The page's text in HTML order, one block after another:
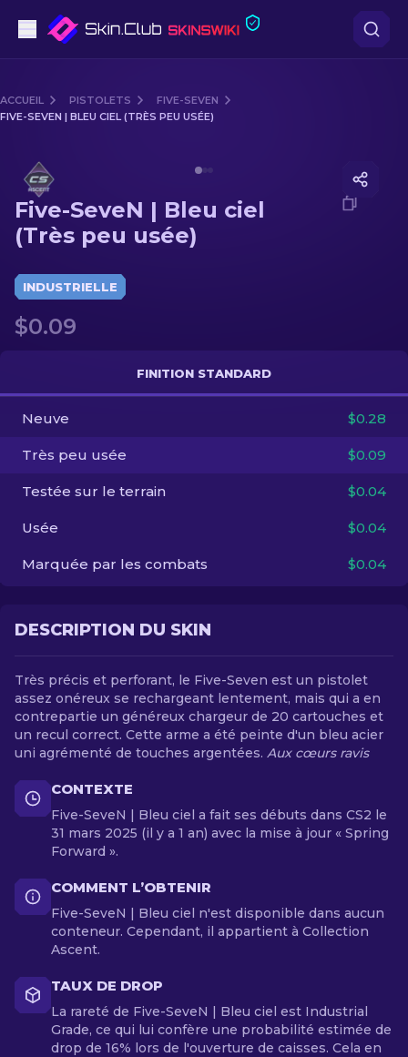
Milieu de gamme
Fusils de Précision
Gants
Autre
FR
ACCUEIL PISTOLETS
FIVE-SEVEN
FIVE-SEVEN | BLEU CIEL (TRÈS PEU USÉE)
Five-SeveN | Bleu ciel
(Très peu usée)
INDUSTRIELLE
$0.09
FINITION STANDARD
Neuve $0.28
Très peu usée $0.09
Testée sur le terrain $0.04
Usée $0.04
Marquée par les combats $0.04
DESCRIPTION DU SKIN
Très précis et perforant, le Five-Seven est un pistolet
assez onéreux se rechargeant lentement, mais qui a en
contrepartie un généreux chargeur de 20 cartouches et
un recul correct. Cette arme a été peinte d'un bleu acier
uni agrémenté de touches argentées. Aux cœurs ravis
CONTEXTE
Five-SeveN | Bleu ciel a fait ses débuts dans CS2 le
31 mars 2025 (il y a 1 an) avec la mise à jour « Spring
Forward ».
COMMENT L’OBTENIR
Five-SeveN | Bleu ciel n'est disponible dans aucun
conteneur. Cependant, il appartient à Collection
Ascent.
TAUX DE DROP
La rareté de Five-SeveN | Bleu ciel est Industrial
Grade, ce qui lui confère une probabilité estimée de
drop de 16% lors de l'ouverture de caisses. Cela en